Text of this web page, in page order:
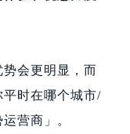
势会更明显，而
时在哪个城市/
营商」。